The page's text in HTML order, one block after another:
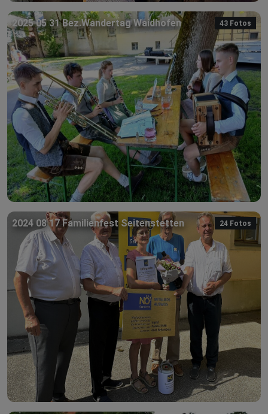
2025 05 31 Bez.Wandertag Waidhofen 43 Fotos
2024 08 17 Familienfest Seitenstetten 24 Fotos